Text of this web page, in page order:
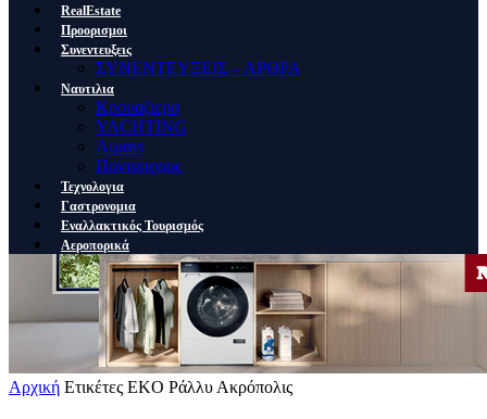
RealEstate
Προορισμοι
Συνεντευξεις
ΣΥΝΕΝΤΕΥΞΕΙΣ – ΑΡΘΡΑ
Ναυτιλια
Κρουαζιερα
YACHTING
Λιμανι
Ποντοπορος
Τεχνολογια
Γαστρονομια
Εναλλακτικός Τουρισμός
Αεροπορικά
Αρχική Ετικέτες EKO Ράλλυ Ακρόπολις